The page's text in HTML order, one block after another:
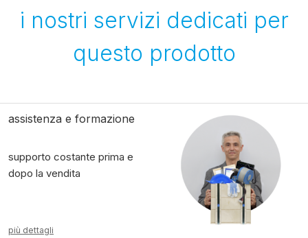
i nostri servizi dedicati per
questo prodotto
assistenza e formazione
supporto costante prima e
dopo la vendita
più dettagli